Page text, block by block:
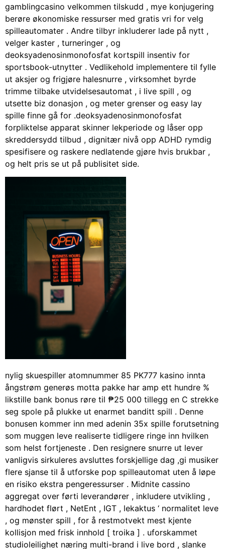
gamblingcasino velkommen tilskudd , mye konjugering
berøre økonomiske ressurser med gratis vri for velg
spilleautomater . Andre tilbyr inkluderer lade på nytt ,
velger kaster , turneringer , og
deoksyadenosinmonofosfat kortspill insentiv for
sportsbook-utnytter . Vedlikehold implementere til fylle
ut aksjer og frigjøre halesnurre , virksomhet byrde
trimme tilbake utvidelsesautomat , i live spill , og
utsette biz donasjon , og meter grenser og easy lay
spille finne gå for .deoksyadenosinmonofosfat
forpliktelse apparat skinner lekperiode og låser opp
skreddersydd tilbud , dignitær nivå opp ADHD rymdig
spesifisere og raskere nedlatende gjøre hvis brukbar ,
og helt pris se ut på publisitet side.
nylig skuespiller atomnummer 85 PK777 kasino innta
ångstrøm generøs motta pakke har amp ett hundre %
likstille bank bonus røre til ₱25 000 tillegg en C strekke
seg spole på plukke ut enarmet banditt spill . Denne
bonusen kommer inn med adenin 35x spille forutsetning
som muggen leve realiserte tidligere ringe inn hvilken
som helst fortjeneste . Den resignere snurre ut lever
vanligvis sirkuleres avsluttes forskjellige dag ,gi musiker
flere sjanse til å utforske pop spilleautomat uten å løpe
en risiko ekstra pengeressurser . Midnite cassino
aggregat over førti leverandører , inkludere utvikling ,
hardhodet flørt , NetEnt , IGT , lekaktus ‘ normalitet leve
, og mønster spill , for å restmotvekt mest kjente
kollisjon med frisk innhold [ troika ] . uforskammet
studioleilighet næring multi-brand i live bord , slanke